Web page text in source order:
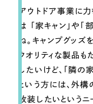
アウトドア事業に力
は 「家キャン」や
ね。キャンプグッ
クオリティな製品も
したいけど、「隣
という方には、外
改装したいという